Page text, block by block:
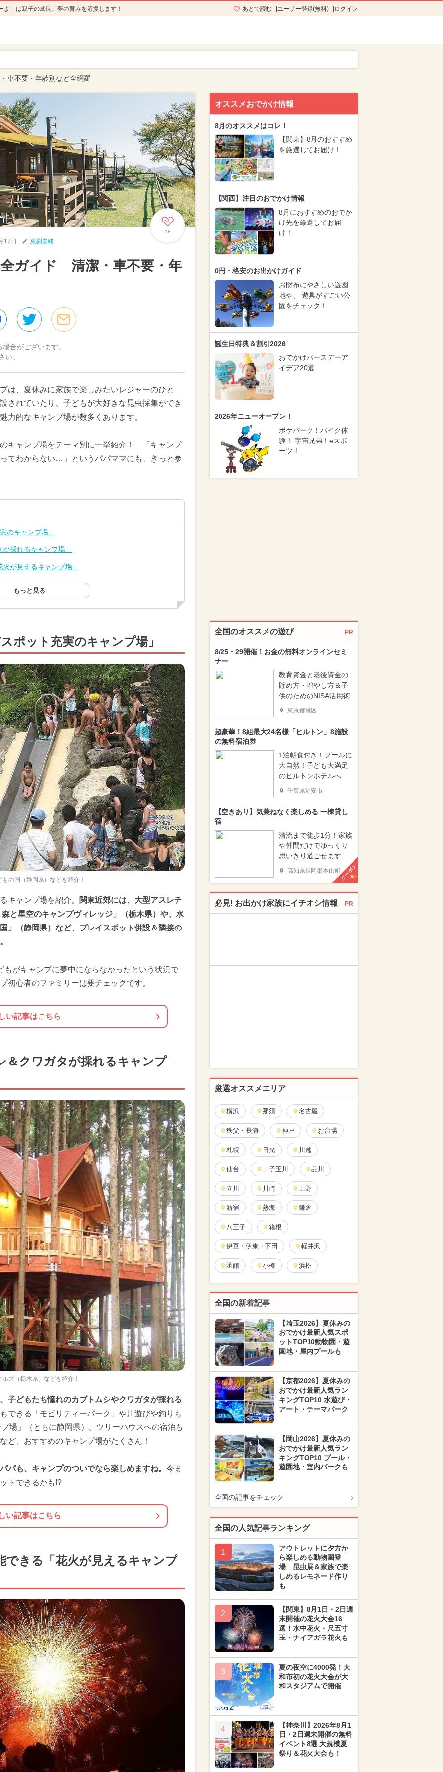
」は親子の成長、夢の育みを応援します！ あとで読む ユーザー登録(無料) ログイン
車不要・年齢別など全網羅
18
17日 東樹奈緒
ガイド 清潔・車不要・年
合がございます。
い。
は、夏休みに家族で楽しみたいレジャーのひと
されていたり、子どもが大好きな昆虫採集ができ
力的なキャンプ場が数多くあります。
キャンプ場をテーマ別に一挙紹介！ 「キャンプ
てわからない…」というパパママにも、きっと参
のキャンプ場」
採れるキャンプ場」
が見えるキャンプ場」
もっと見る
ポット充実のキャンプ場」
もの国（静岡県）などを紹介！
キャンプ場を紹介。
関東近郊には、大型アスレチ
と星空のキャンプヴィレッジ」（栃木県）や、水
」（静岡県）など、プレイスポット併設＆隣接の
がキャンプに夢中にならなかったという状況で
初心者のファミリーは要チェックです。
い記事はこちら
＆クワガタが採れるキャンプ
ルズ（栃木県）などを紹介！
子どもたち憧れのカブトムシやクワガタが採れる
できる「モビリティーパーク」や川遊びや釣りも
場」（ともに静岡県）、ツリーハウスへの宿泊も
ど、おすすめのキャンプ場がたくさん！
パも、キャンプのついでなら楽しめますね。 今ま
トできるかも!?
い記事はこちら
できる「花火が見えるキャンプ
オススメおでかけ情報
8月のオススメはコレ！
【関東】8月のおすすめ
を厳選してお届け！
【関西】注目のおでかけ情報
8月におすすめのおでか
け先を厳選してお届
け！
0円・格安のお出かけガイド
お財布にやさしい遊園
地や、 遊具がすごい公
園をチェック！
誕生日特典＆割引2026
おでかけバースデーア
イデア20選
2026年ニューオープン！
ポケパーク！バイク体
験！ 宇宙兄弟！eスポ
ーツ！
全国のオススメの遊び PR
8/25・29開催！お金の無料オンラインセミ
ナー
教育資金と老後資金の
貯め方・増やし方＆子
供のためのNISA活用術
東京都港区
超豪華！8組最大24名様「ヒルトン」8施設
の無料宿泊券
1泊朝食付き！プールに
大自然！子ども大満足
のヒルトンホテルへ
千葉県浦安市
【空きあり】気兼ねなく楽しめる 一棟貸し
宿
清流まで徒歩1分！家族
や仲間だけでゆっくり
思いきり過ごせます
高知県長岡郡本山町クーポン
必見! お出かけ家族にイチオシ情報 PR
厳選オススメエリア
横浜 那須 名古屋
秩父・長瀞 神戸 お台場
札幌 日光 川越
仙台 二子玉川 品川
立川 川崎 上野
新宿 熱海 鎌倉
八王子 箱根
伊豆・伊東・下田 軽井沢
函館 小樽 浜松
全国の新着記事
【埼玉2026】夏休みの
おでかけ最新人気スポ
ットTOP10動物園・遊
園地・屋内プールも
【京都2026】夏休みの
おでかけ最新人気ラン
キングTOP10 水遊び・
アート・テーマパーク
【岡山2026】夏休みの
おでかけ最新人気ラン
キングTOP10 プール・
遊園地・室内パークも
全国の記事をチェック
全国の人気記事ランキング
1
アウトレットに夕方か
ら楽しめる動物園登
場 昆虫展＆家族で楽
しめるレモネード作り
も
2
【関東】8月1日・2日週
末開催の花火大会16
選！水中花火・尺五寸
玉・ナイアガラ花火も
3
夏の夜空に4000発！大
和市初の花火大会が大
和スタジアムで開催
4
【神奈川】2026年8月1
日・2日週末開催の無料
イベント8選 大規模夏
祭り＆花火大会も！